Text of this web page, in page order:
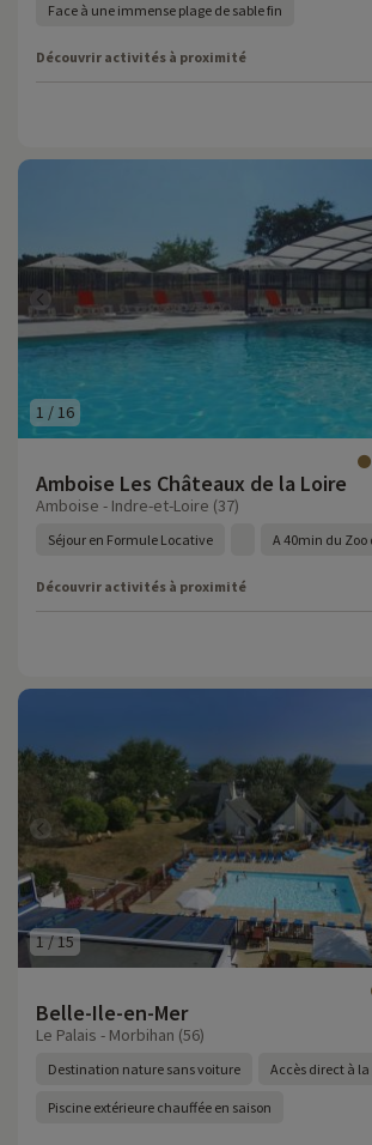
Face à une immense plage de sable fin
Découvrir activités à proximité
1 /16
Amboise Les Châteaux de la Loire
Amboise - Indre-et-Loire (37)
Séjour en Formule Locative A 40min du
Découvrir activités à proximité
1/15
Belle-Ile-en-Mer
Le Palais - Morbihan (56)
Destination nature sans voiture Accès direct à
Piscine extérieure chauffée en saison